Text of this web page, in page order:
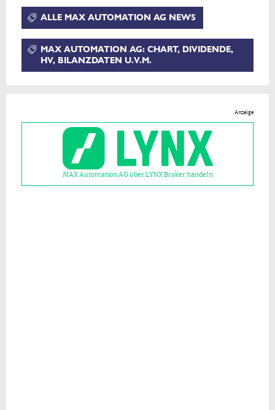
ALLE MAX AUTOMATION AG NEWS
MAX AUTOMATION AG: CHART, DIVIDENDE,
HV, BILANZDATEN U.V.M.
Anzeige
MAX Automation AG über LYNX Broker handeln